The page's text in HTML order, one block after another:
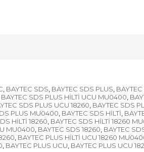
, BAYTEC SDS, BAYTEC SDS PLUS,
BAYTEC SDS PLUS HİLTİ UCU MU0400,
SDS PLUS UCU 18260, BAYTEC SDS
PLUS MU0400, BAYTEC SDS HİLTİ,
HİLTİ 18260, BAYTEC SDS HİLTİ 18260
MU0400, BAYTEC SDS 18260, BAYTEC
, BAYTEC PLUS HİLTİ UCU 18260
, BAYTEC PLUS UCU, BAYTEC PLUS UCU